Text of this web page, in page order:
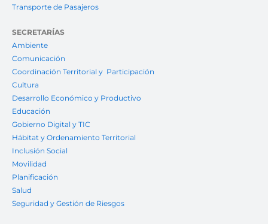
Transporte de Pasajeros
SECRETARÍAS
Ambiente
Comunicación
Coordinación Territorial y Participación
Cultura
Desarrollo Económico y Productivo
Educación
Gobierno Digital y TIC
Hábitat y Ordenamiento Territorial
Inclusión Social
Movilidad
Planificación
Salud
Seguridad y Gestión de Riesgos